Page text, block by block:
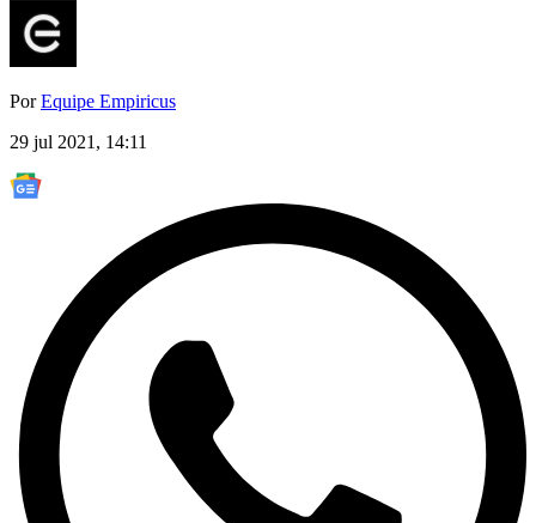
PorEquipe Empiricus
29 jul 2021, 14:11